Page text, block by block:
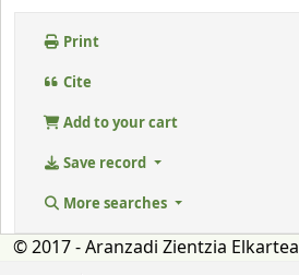
Print
Cite
Add to your cart
Save record
More searches
© 2017 - Aranzadi Zientzia Elkartea